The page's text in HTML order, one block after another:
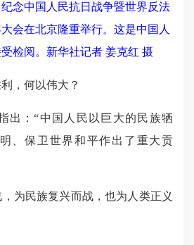
纪念中国人民抗日战争暨世界反法
会在北京隆重举行。这是中国人
检阅。新华社记者 姜克红 摄
，何以伟大？
：“中国人民以巨大的民族牺
、保卫世界和平作出了重大贡
民族复兴而战，也为人类正义